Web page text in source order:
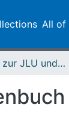
All of
Dokumente zur JLU und ihren Sammlungen